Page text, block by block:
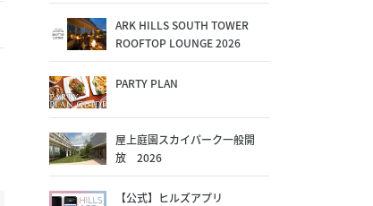
ARK HILLS SOUTH TOWER
ROOFTOP LOUNGE 2026
PARTY PLAN
屋上庭園スカイパーク一般開
放 2026
【公式】ヒルズアプリ